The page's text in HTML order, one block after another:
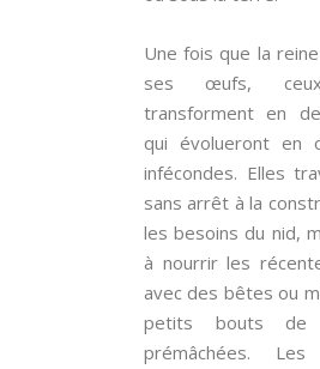
Une fois que la
ses œufs,
transforment en
qui évolueront en
infécondes. Elles
sans arrêt à la
les besoins du nid,
à nourrir les
avec des bêtes ou
petits bouts de
prémâchées. Les